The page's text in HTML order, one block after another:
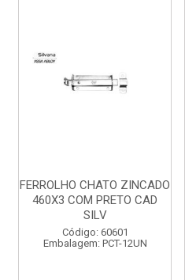
FERROLHO CHATO ZINCADO
460X3 COM PRETO CAD
SILV
Código: 60601
Embalagem: PCT-12UN